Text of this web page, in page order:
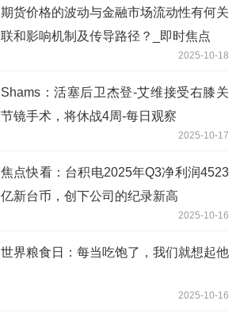
期货价格的波动与金融市场流动性有何关
联和影响机制及传导路径？_即时焦点
2025-10-18
Shams：活塞后卫杰登-艾维接受右膝关
节镜手术，将休战4周-每日观察
2025-10-17
焦点快看：台积电2025年Q3净利润4523
亿新台币，创下公司的纪录新高
2025-10-16
世界粮食日：每当吃饱了，我们就想起他
2025-10-16